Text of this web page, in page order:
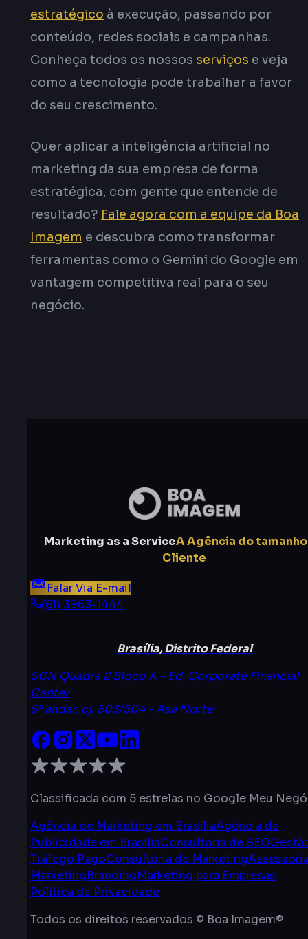
estratégico à execução, passando por
conteúdo, redes sociais e campanhas.
Conheça todos os nossos serviços e veja
como a tecnologia pode trabalhar a favor
do seu crescimento.
Quer aplicar a inteligência artificial no
marketing da sua empresa de forma
estratégica, com gente que entende de
resultado? Fale agora com a equipe da Boa
Imagem e descubra como transformar
ferramentas como o Gemini do Google em
vantagem competitiva real para o seu
negócio.
Marketing as a ServiceA Agência do
Cliente
Falar Via E-mail
(61) 3963-1444
Brasília, Distrito Federal
SCN Quadra 2 Bloco A - Ed. Corporate Financial
Center
5º andar, cj. 503/504 - Asa Norte
Classificada com 5 estrelas no Google Meu
Agência de Marketing em BrasíliaAgência de
Publicidade em BrasíliaConsultoria de SEO
Tráfego PagoConsultoria de Marketing
MarketingBrandingMarketing para Empresas
Política de Privacidade
Todos os direitos reservados © Boa Imagem®